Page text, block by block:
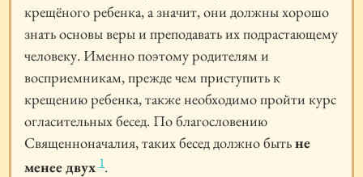
крещёного ребенка, а значит, они должны хорошо
знать основы веры и преподавать их подрастающему
человеку. Именно поэтому родителям и
восприемникам, прежде чем приступить к
крещению ребенка, также необходимо пройти курс
огласительных бесед. По благословению
Священноначалия, таких бесед должно бытьне
менее двух 1.